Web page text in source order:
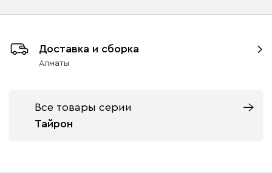
без доводчиков с доводчиками
Доставка и сборка
Алматы
Все товары серии
Тайрон